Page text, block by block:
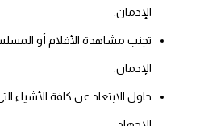
الإدمان.
تجنب مشاهدة الأفلام أو
الإدمان.
حاول الابتعاد عن كافة